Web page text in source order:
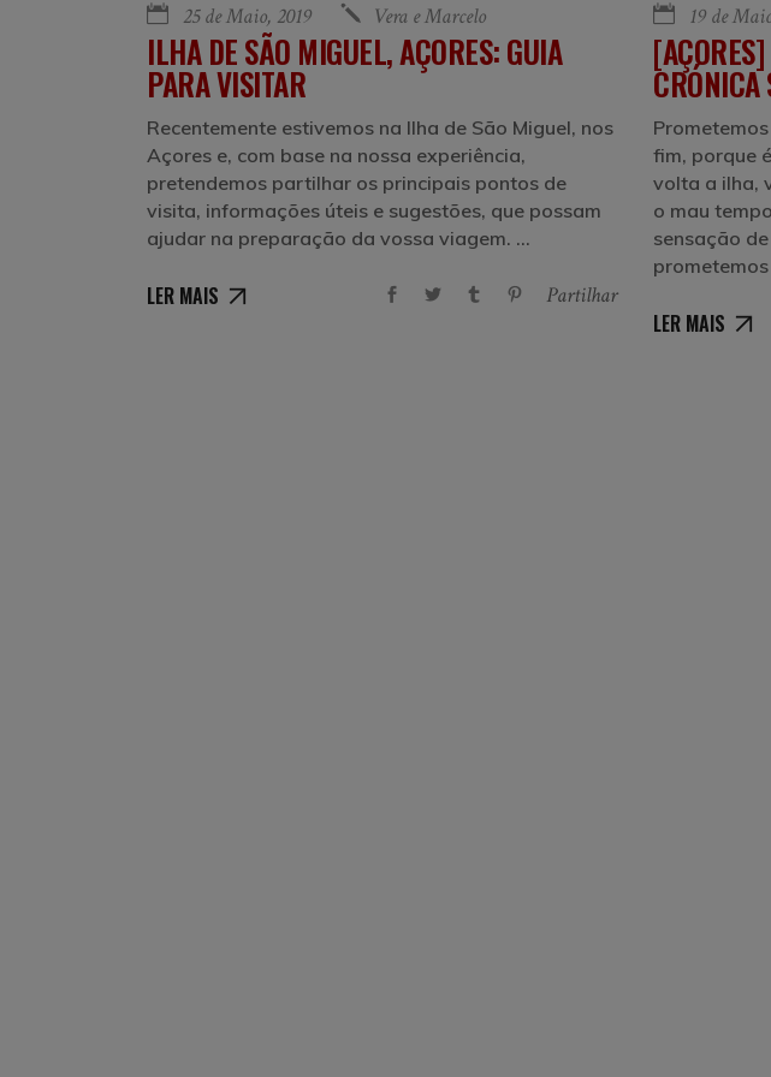
25 de Maio, 2019 Vera e Marcelo
ILHA DE SÃO MIGUEL, AÇORES: GUIA
PARA VISITAR
Recentemente estivemos na Ilha de São Miguel, nos
Açores e, com base na nossa experiência,
pretendemos partilhar os principais pontos de
visita, informações úteis e sugestões, que possam
ajudar na preparação da vossa viagem.
LER MAIS Partilhar
19 de
CRÓNICA
fim, porque
volta a ilha,
o mau
sensação
LER MAIS